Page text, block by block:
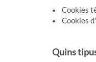
Cookies
Cookies
Quins